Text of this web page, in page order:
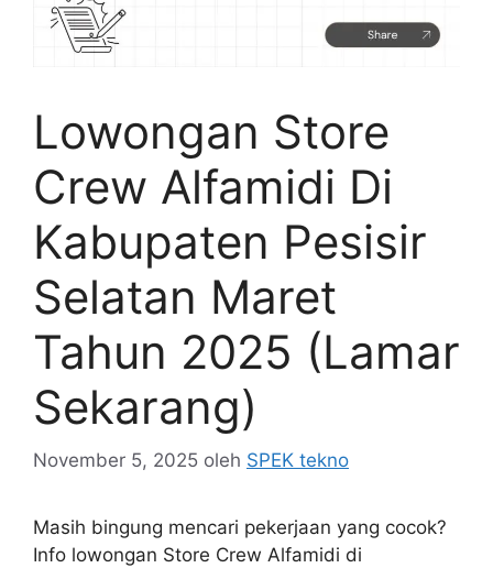
Lowongan Store
Crew Alfamidi Di
Kabupaten Pesisir
Selatan Maret
Tahun 2025 (Lamar
Sekarang)
November 5, 2025 oleh SPEK tekno
Masih bingung mencari pekerjaan yang cocok?
Info lowongan Store Crew Alfamidi di